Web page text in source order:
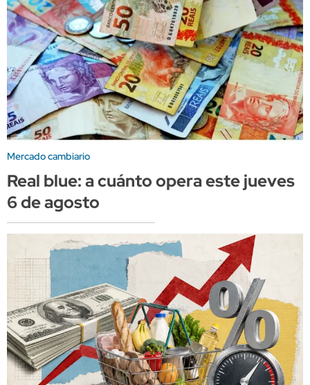
Mercado cambiario
Real blue: a cuánto opera este jueves
6 de agosto